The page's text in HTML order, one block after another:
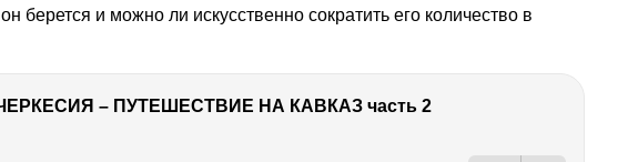
он берется и можно ли искусственно сократить его количество в
– ПУТЕШЕСТВИЕ НА КАВКАЗ часть 2